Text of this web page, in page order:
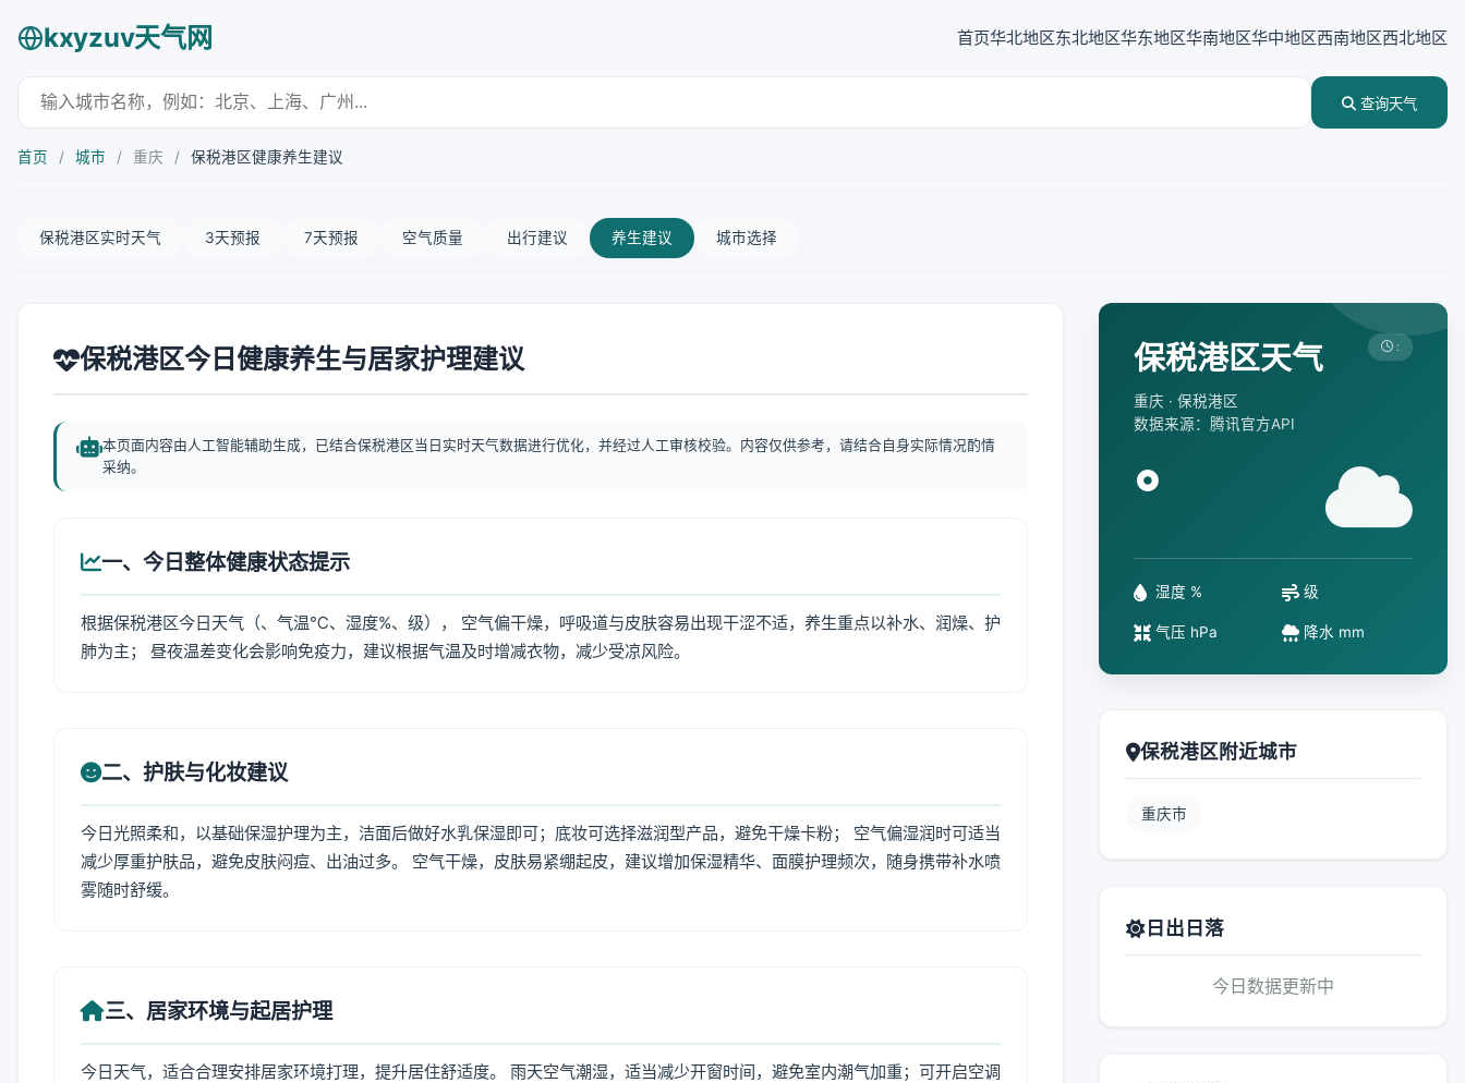
kxyzuv天气网 首页华北地区东北地区华东地区华南地区华中地区西南地区西北地区
查询天气
首页 / 城市 / 重庆 / 保税港区健康养生建议
保税港区实时天气 3天预报 7天预报 空气质量 出行建议 养生建议 城市选择
保税港区今日健康养生与居家护理建议
本页面内容由人工智能辅助生成，已结合保税港区当日实时天气数据进行优化，并经过人工审核校验。内容仅供参考，请结合自身实际情况酌情
采纳。
一、今日整体健康状态提示
根据保税港区今日天气（、气温℃、湿度%、级）， 空气偏干燥，呼吸道与皮肤容易出现干涩不适，养生重点以补水、润燥、护
肺为主； 昼夜温差变化会影响免疫力，建议根据气温及时增减衣物，减少受凉风险。
二、护肤与化妆建议
今日光照柔和，以基础保湿护理为主，洁面后做好水乳保湿即可；底妆可选择滋润型产品，避免干燥卡粉； 空气偏湿润时可适当
减少厚重护肤品，避免皮肤闷痘、出油过多。 空气干燥，皮肤易紧绷起皮，建议增加保湿精华、面膜护理频次，随身携带补水喷
雾随时舒缓。
三、居家环境与起居护理
今日天气，适合合理安排居家环境打理，提升居住舒适度。 雨天空气潮湿，适当减少开窗时间，避免室内潮气加重；可开启空调
保税港区天气
重庆 · 保税港区
数据来源：腾讯官方API
:
°
湿度 % 级
气压 hPa 降水 mm
保税港区附近城市
重庆市
日出日落
今日数据更新中